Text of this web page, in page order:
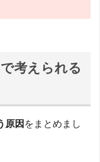
考えられる
原因 をまとめまし